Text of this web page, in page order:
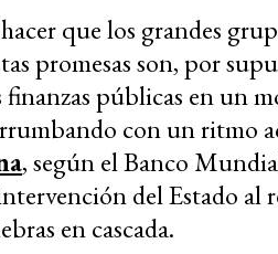
que los grandes
promesas son, por
públicas en un
con un ritmo
, según el Banco
del Estado al
en cascada.